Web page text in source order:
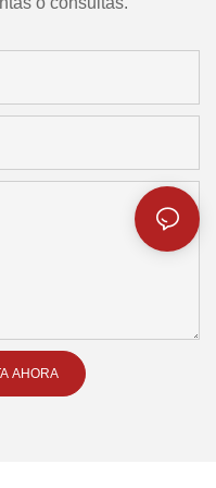
AHORA